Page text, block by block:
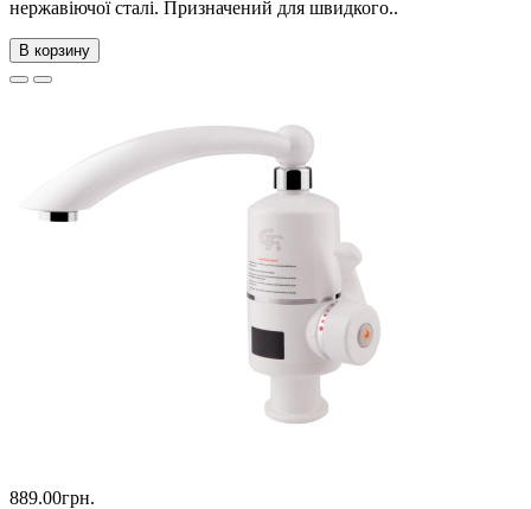
нержавіючої сталі. Призначений для швидкого..
В корзину
889.00грн.